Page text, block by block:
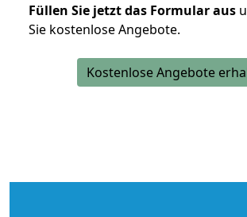
Füllen Sie jetzt das Formular aus
Sie kostenlose Angebote.
Kostenlose Angebote